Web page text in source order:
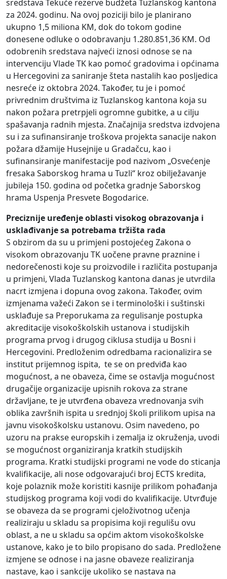
sredstava Tekuće rezerve budžeta Tuzlanskog kantona
za 2024. godinu. Na ovoj poziciji bilo je planirano
ukupno 1,5 miliona KM, dok do tokom godine
donesene odluke o odobravanju 1.280.851,36 KM. Od
odobrenih sredstava najveći iznosi odnose se na
intervenciju Vlade TK kao pomoć gradovima i općinama
u Hercegovini za saniranje šteta nastalih kao posljedica
nesreće iz oktobra 2024. Također, tu je i pomoć
privrednim društvima iz Tuzlanskog kantona koja su
nakon požara pretrpjeli ogromne gubitke, a u cilju
spašavanja radnih mjesta. Značajnija sredstva izdvojena
su i za sufinansiranje troškova projekta sanacije nakon
požara džamije Husejnije u Gradačcu, kao i
sufinansiranje manifestacije pod nazivom „Osvećenje
fresaka Saborskog hrama u Tuzli“ kroz obilježavanje
jubileja 150. godina od početka gradnje Saborskog
hrama Uspenja Presvete Bogodarice.
Preciznije uređenje oblasti visokog obrazovanja i
usklađivanje sa potrebama tržišta rada
S obzirom da su u primjeni postojećeg Zakona o
visokom obrazovanju TK uočene pravne praznine i
nedorečenosti koje su proizvodile i različita postupanja
u primjeni, Vlada Tuzlanskog kantona danas je utvrdila
nacrt izmjena i dopuna ovog zakona. Također, ovim
izmjenama važeći Zakon se i terminološki i suštinski
usklađuje sa Preporukama za regulisanje postupka
akreditacije visokoškolskih ustanova i studijskih
programa prvog i drugog ciklusa studija u Bosni i
Hercegovini. Predloženim odredbama racionalizira se
institut prijemnog ispita, te se on predviđa kao
mogućnost, a ne obaveza, čime se ostavlja mogućnost
drugačije organizacije upisnih rokova za strane
državljane, te je utvrđena obaveza vrednovanja svih
oblika završnih ispita u srednjoj školi prilikom upisa na
javnu visokoškolsku ustanovu. Osim navedeno, po
uzoru na prakse europskih i zemalja iz okruženja, uvodi
se mogućnost organiziranja kratkih studijskih
programa. Kratki studijski programi ne vode do sticanja
kvalifikacije, ali nose odgovarajući broj ECTS kredita,
koje polaznik može koristiti kasnije prilikom pohađanja
studijskog programa koji vodi do kvalifikacije. Utvrđuje
se obaveza da se programi cjeloživotnog učenja
realiziraju u skladu sa propisima koji regulišu ovu
oblast, a ne u skladu sa općim aktom visokoškolske
ustanove, kako je to bilo propisano do sada. Predložene
izmjene se odnose i na jasne obaveze realiziranja
nastave, kao i sankcije ukoliko se nastava na